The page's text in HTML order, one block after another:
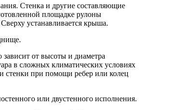
Стенка и другие составляющие
площадке рулоны
устанавливается крыша.
зависит от высоты и диаметра
в сложных климатических условиях
стенки при помощи ребер или колец
или двустенного исполнения.